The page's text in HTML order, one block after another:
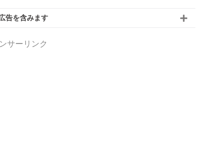
告を含みます
サーリンク